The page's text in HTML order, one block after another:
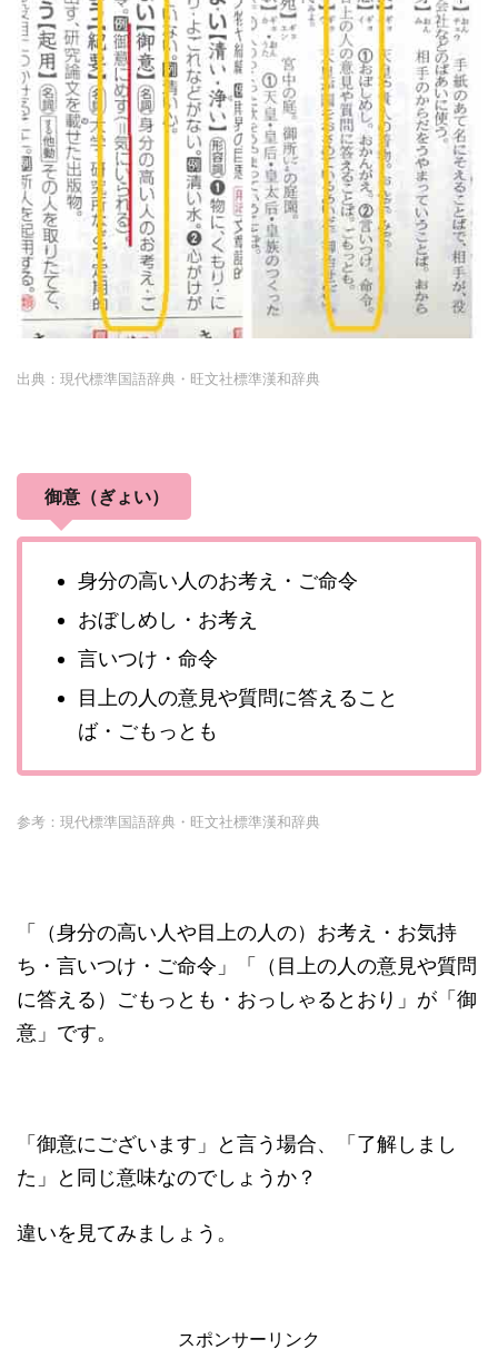
出典：現代標準国語辞典・旺文社標準漢和辞典
御意（ぎょい）
身分の高い人のお考え・ご命令
おぼしめし・お考え
言いつけ・命令
目上の人の意見や質問に答えること
ば・ごもっとも
参考：現代標準国語辞典・旺文社標準漢和辞典
「（身分の高い人や目上の人の）お考え・お気持
ち・言いつけ・ご命令」「（目上の人の意見や質問
に答える）ごもっとも・おっしゃるとおり」が「御
意」です。
「御意にございます」と言う場合、「了解しまし
た」と同じ意味なのでしょうか？
違いを見てみましょう。
スポンサーリンク